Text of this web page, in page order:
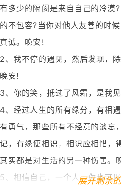
有多少的隔阂是来自自己的冷漠
的不包容?当你对他人友善的时
真诚。晚安!
2、我不停的遇见，然后发现，
晚安!
3、你的笑，抵过了风霜，是我
4、经过人生的所有缘分，有相
有勇气，那些所有不经意的淡忘
记，有缘便相识，相识应相惜，
其实都是对生活的另一种伤害。
5、相信自己，一个人，你也可
展开剩余